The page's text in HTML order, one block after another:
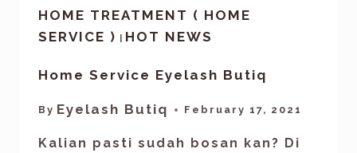
HOME TREATMENT ( HOME
SERVICE )
HOT NEWS
Home Service Eyelash Butiq
By Eyelash Butiq February 17, 2021
Kalian pasti sudah bosan kan? Di